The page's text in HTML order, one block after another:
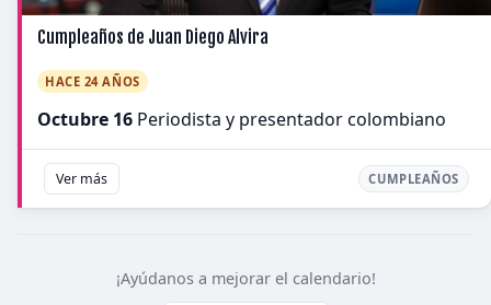
Cumpleaños de Juan Diego Alvira
HACE 24 AÑOS
Octubre 16 Periodista y presentador colombiano
Ver más CUMPLEAÑOS
¡Ayúdanos a mejorar el calendario!